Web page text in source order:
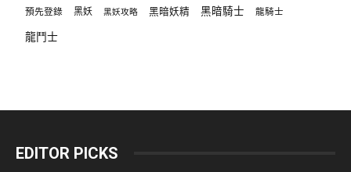
預先登錄 黑妖 黑妖攻略 黑暗妖精 黑暗騎士 龍騎士
龍鬥士
EDITOR PICKS